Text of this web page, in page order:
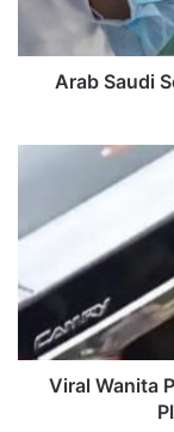
Arab Saudi
Viral Wanita